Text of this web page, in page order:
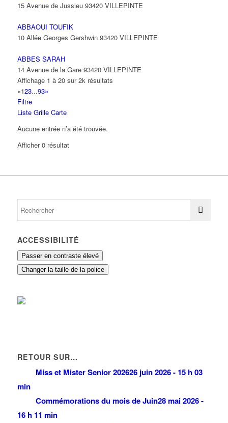
15 Avenue de Jussieu 93420 VILLEPINTE
ABBAOUI TOUFIK
10 Allée Georges Gershwin 93420 VILLEPINTE
ABBES SARAH
14 Avenue de la Gare 93420 VILLEPINTE
Affichage 1 à 20 sur 2k résultats
«123...93»
Filtre
Liste Grille Carte
Aucune entrée n’a été trouvée.
Afficher 0 résultat
ACCESSIBILITÉ
Passer en contraste élevé
Changer la taille de la police
RETOUR SUR…
Miss et Mister Senior 202626 juin 2026 - 15 h 03
min
Commémorations du mois de Juin28 mai 2026 -
16 h 11 min